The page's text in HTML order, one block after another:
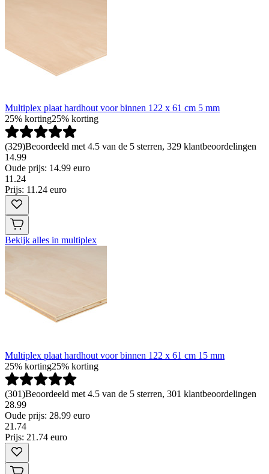
Multiplex plaat hardhout voor binnen 122 x 61 cm 5 mm
25% korting25% korting
(329)Beoordeeld met 4.5 van de 5 sterren, 329 klantbeoordelingen
14.99
Oude prijs: 14.99 euro
11 .24
Prijs: 11.24 euro
Bekijk alles in multiplex
Multiplex plaat hardhout voor binnen 122 x 61 cm 15 mm
25% korting25% korting
(301)Beoordeeld met 4.5 van de 5 sterren, 301 klantbeoordelingen
28.99
Oude prijs: 28.99 euro
21 .74
Prijs: 21.74 euro